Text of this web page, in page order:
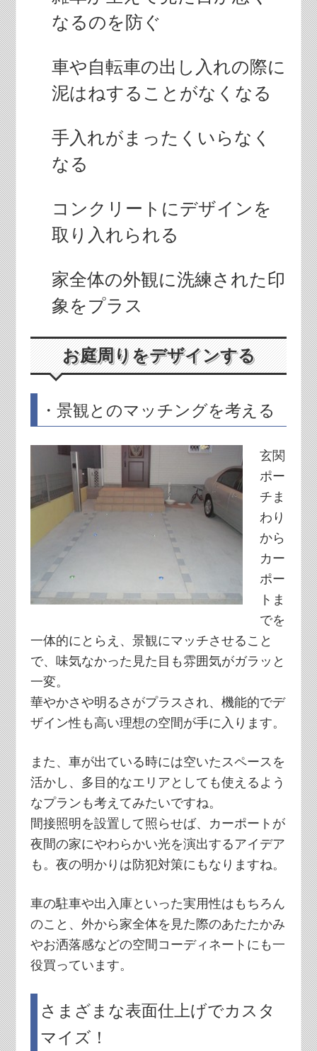
なるのを防ぐ
車や自転車の出し入れの際に
泥はねすることがなくなる
手入れがまったくいらなく
なる
コンクリートにデザインを
取り入れられる
家全体の外観に洗練された印
象をプラス
お庭周りをデザインする
・景観とのマッチングを考える
玄関
ポー
チま
わり
から
カー
ポー
トま
でを
一体的にとらえ、景観にマッチさせること
で、味気なかった見た目も雰囲気がガラッと
一変。
華やかさや明るさがプラスされ、機能的でデ
ザイン性も高い理想の空間が手に入ります。
また、車が出ている時には空いたスペースを
活かし、多目的なエリアとしても使えるよう
なプランも考えてみたいですね。
間接照明を設置して照らせば、カーポートが
夜間の家にやわらかい光を演出するアイデア
も。夜の明かりは防犯対策にもなりますね。
車の駐車や出入庫といった実用性はもちろん
のこと、外から家全体を見た際のあたたかみ
やお洒落感などの空間コーディネートにも一
役買っています。
さまざまな表面仕上げでカスタ
マイズ！